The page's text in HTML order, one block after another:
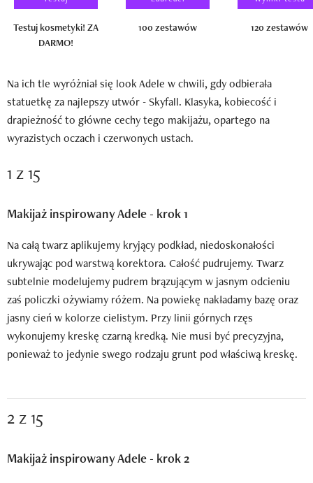
Testuj kosmetyki! ZA
DARMO!
100 zestawów 120 zestawów
Na ich tle wyróżniał się look Adele w chwili, gdy odbierała
statuetkę za najlepszy utwór - Skyfall. Klasyka, kobiecość i
drapieżność to główne cechy tego makijażu, opartego na
wyrazistych oczach i czerwonych ustach.
1 z 15
Makijaż inspirowany Adele - krok 1
Na całą twarz aplikujemy kryjący podkład, niedoskonałości
ukrywając pod warstwą korektora. Całość pudrujemy. Twarz
subtelnie modelujemy pudrem brązującym w jasnym odcieniu
zaś policzki ożywiamy różem. Na powiekę nakładamy bazę oraz
jasny cień w kolorze cielistym. Przy linii górnych rzęs
wykonujemy kreskę czarną kredką. Nie musi być precyzyjna,
ponieważ to jedynie swego rodzaju grunt pod właściwą kreskę.
2 z 15
Makijaż inspirowany Adele - krok 2